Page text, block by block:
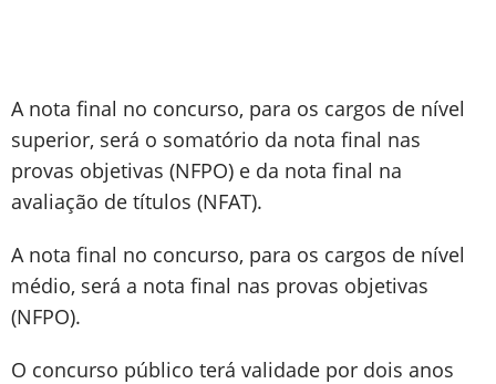
A nota final no concurso, para os cargos de nível
superior, será o somatório da nota final nas
provas objetivas (NFPO) e da nota final na
avaliação de títulos (NFAT).
A nota final no concurso, para os cargos de nível
médio, será a nota final nas provas objetivas
(NFPO).
O concurso público terá validade por dois anos